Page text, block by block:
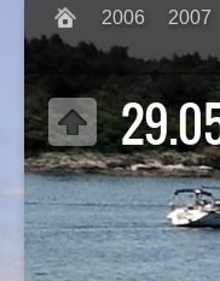
2006 2007